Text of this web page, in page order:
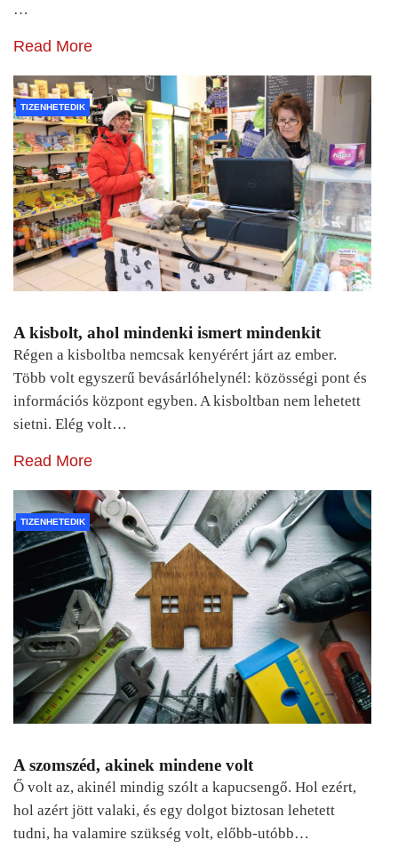
…
Read More
TIZENHETEDIK
A kisbolt, ahol mindenki ismert mindenkit
Régen a kisboltba nemcsak kenyérért járt az ember.
Több volt egyszerű bevásárlóhelynél: közösségi pont és
információs központ egyben. A kisboltban nem lehetett
sietni. Elég volt…
Read More
TIZENHETEDIK
A szomszéd, akinek mindene volt
Ő volt az, akinél mindig szólt a kapucsengő. Hol ezért,
hol azért jött valaki, és egy dolgot biztosan lehetett
tudni, ha valamire szükség volt, előbb-utóbb…